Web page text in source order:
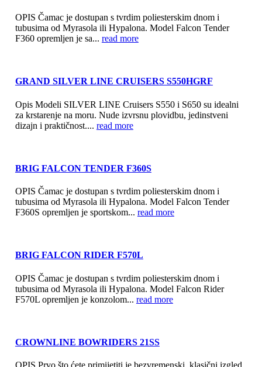
OPIS Čamac je dostupan s tvrdim poliesterskim dnom i
tubusima od Myrasola ili Hypalona. Model Falcon Tender
F360 opremljen je sa... read more
GRAND SILVER LINE CRUISERS S550HGRF
Opis Modeli SILVER LINE Cruisers S550 i S650 su idealni
za krstarenje na moru. Nude izvrsnu plovidbu, jedinstveni
dizajn i praktičnost.... read more
BRIG FALCON TENDER F360S
OPIS Čamac je dostupan s tvrdim poliesterskim dnom i
tubusima od Myrasola ili Hypalona. Model Falcon Tender
F360S opremljen je sportskom... read more
BRIG FALCON RIDER F570L
OPIS Čamac je dostupan s tvrdim poliesterskim dnom i
tubusima od Myrasola ili Hypalona. Model Falcon Rider
F570L opremljen je konzolom... read more
CROWNLINE BOWRIDERS 21SS